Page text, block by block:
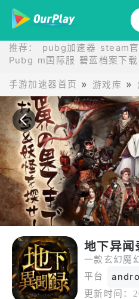
推荐： pubg加速器 steam
Pubg m国际服 碧蓝档案下载
手游加速器首页 游戏库
地下异闻
平台
更新时间：